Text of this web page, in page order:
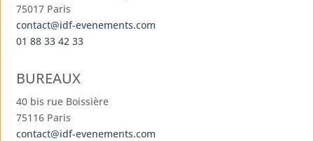
75017 Paris
contact@idf-evenements.com
01 88 33 42 33
BUREAUX
40 bis rue Boissière
75116 Paris
contact@idf-evenements.com